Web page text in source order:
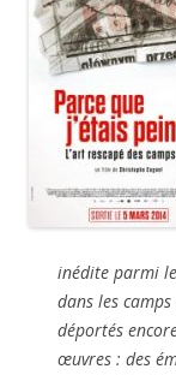
inédite parmi
dans les
déportés
œuvres : des